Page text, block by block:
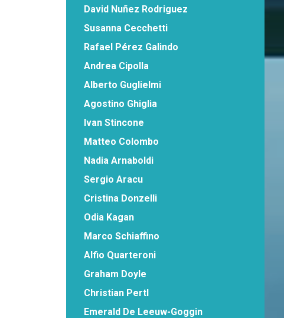
David Nuñez Rodriguez
Susanna Cecchetti
Rafael Pérez Galindo
Andrea Cipolla
Alberto Guglielmi
Agostino Ghiglia
Ivan Stincone
Matteo Colombo
Nadia Arnaboldi
Sergio Aracu
Cristina Donzelli
Odia Kagan
Marco Schiaffino
Alfio Quarteroni
Graham Doyle
Christian Pertl
Emerald De Leeuw-Goggin